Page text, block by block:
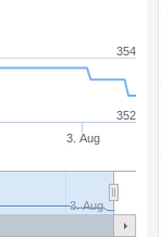
3. Aug
3. Aug
352
354